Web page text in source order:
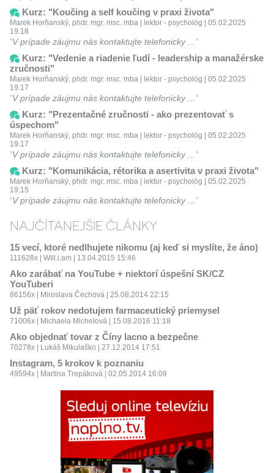
Kurz: "Koučing a self koučing v praxi života"
Marek Horňanský, phdr. mgr. msc. mba | lektor - psychológ | 05.02.2025
19:18
V prípade záujmu nás kontaktujte telefonicky ...
Kurz: "Vedenie a riadenie ľudí - leadership a manažérske
zručnosti"
Marek Horňanský, phdr. mgr. msc. mba | lektor - psychológ | 05.02.2025
19:17
V prípade záujmu nás kontaktujte telefonicky ...
Kurz: "Prezentačné zručnosti - ako prezentovať s
úspechom"
Marek Horňanský, phdr. mgr. msc. mba | lektor - psychológ | 05.02.2025
19:17
V prípade záujmu nás kontaktujte telefonicky ...
Kurz: "Komunikácia, rétorika a asertivita v praxi života"
Marek Horňanský, phdr. mgr. msc. mba | lektor - psychológ | 05.02.2025
19:15
V prípade záujmu nás kontaktujte telefonicky ...
NAJČÍTANEJŠIE ČLÁNKY
15 vecí, ktoré nedlhujete nikomu (aj keď si myslíte, že áno)
111628x | Will.i.am | 13.04.2015 15:46
Ako zarábať na YouTube + niektorí úspešní SK/CZ
YouTuberi
86156x | Miroslava Čechová | 25.08.2014 22:15
Už päť rokov nedotujem farmaceutický priemysel
71006x | Michaela Michelová | 15.08.2016 11:18
Ako objednať tovar z Číny lacno a bezpečne
70278x | Lukáš Mikulaško | 27.12.2014 17:51
Instagram, 5 krokov k poznaniu
49594x | Martina Trepáková | 02.05.2014 16:09